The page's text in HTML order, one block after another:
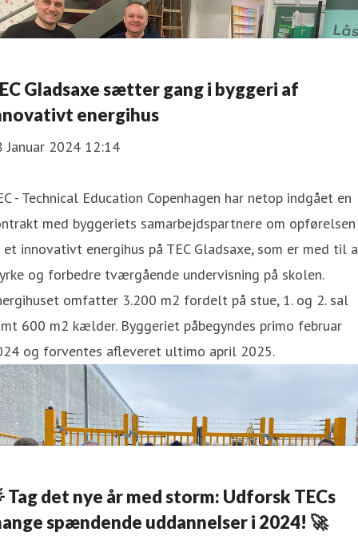
Gladsaxe sætter gang i byggeri af
energihus
Januar 2024 12:14
- Technical Education Copenhagen har netop indgået en
med byggeriets samarbejdspartnere om opførelsen
innovativt energihus på TEC Gladsaxe, som er med til
og forbedre tværgående undervisning på skolen.
omfatter 3.200 m2 fordelt på stue, 1. og 2. sal
600 m2 kælder. Byggeriet påbegyndes primo februar
og forventes afleveret ultimo april 2025.
Tag det nye år med storm: Udforsk TECs
spændende uddannelser i 2024! 🚀